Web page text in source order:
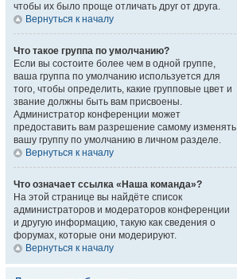
чтобы их было проще отличать друг от друга.
Вернуться к началу
Что такое группа по умолчанию?
Если вы состоите более чем в одной группе,
ваша группа по умолчанию используется для
того, чтобы определить, какие групповые цвет и
звание должны быть вам присвоены.
Администратор конференции может
предоставить вам разрешение самому изменять
вашу группу по умолчанию в личном разделе.
Вернуться к началу
Что означает ссылка «Наша команда»?
На этой странице вы найдёте список
администраторов и модераторов конференции
и другую информацию, такую как сведения о
форумах, которые они модерируют.
Вернуться к началу